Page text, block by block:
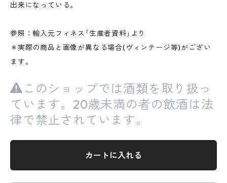
出来になっている。
参照：輸入元フィネス｢生産者資料｣より
＊実際の商品と画像が異なる場合(ヴィンテージ等)がござい
ます。
このショップでは酒類を取り扱っ
ています。20歳未満の者の飲酒は法
律で禁止されています。
カートに入れる